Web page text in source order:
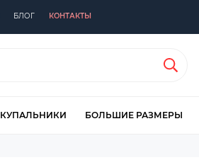
БЛОГ КОНТАКТЫ
КУПАЛЬНИКИ БОЛЬШИЕ РАЗМЕРЫ